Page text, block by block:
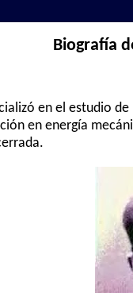
Biografía
en el estudio
en energía